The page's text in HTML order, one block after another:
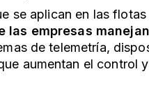
se aplican en las flotas
empresas
de telemetría,
aumentan el control y